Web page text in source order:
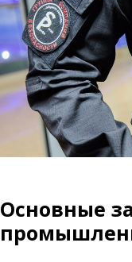
Основные